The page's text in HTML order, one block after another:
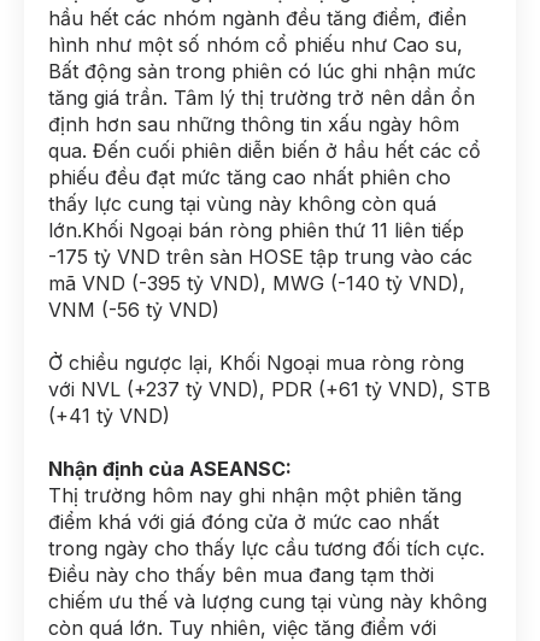
hầu hết các nhóm ngành đều tăng điểm, điển
hình như một số nhóm cổ phiếu như Cao su,
Bất động sản trong phiên có lúc ghi nhận mức
tăng giá trần. Tâm lý thị trường trở nên dần ổn
định hơn sau những thông tin xấu ngày hôm
qua. Đến cuối phiên diễn biến ở hầu hết các cổ
phiếu đều đạt mức tăng cao nhất phiên cho
thấy lực cung tại vùng này không còn quá
lớn.Khối Ngoại bán ròng phiên thứ 11 liên tiếp
-175 tỷ VND trên sàn HOSE tập trung vào các
mã VND (-395 tỷ VND), MWG (-140 tỷ VND),
VNM (-56 tỷ VND)
Ở chiều ngược lại, Khối Ngoại mua ròng ròng
với NVL (+237 tỷ VND), PDR (+61 tỷ VND), STB
(+41 tỷ VND)
Nhận định của ASEANSC:
Thị trường hôm nay ghi nhận một phiên tăng
điểm khá với giá đóng cửa ở mức cao nhất
trong ngày cho thấy lực cầu tương đối tích cực.
Điều này cho thấy bên mua đang tạm thời
chiếm ưu thế và lượng cung tại vùng này không
còn quá lớn. Tuy nhiên, việc tăng điểm với